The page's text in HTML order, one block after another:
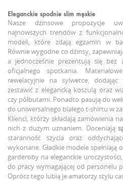
Eleganckie spodnie slim męskie
Nasze dżinsowe propozycje
najnowszych trendów z
modeli, które zdają egzamin w
Równie wygodne co dżinsy,
a jednocześnie prezentują się
oficjalnego spotkania.
rewelacyjnie na sylwetce, dodając
zestawić z elegancką koszulą oraz
czy półbutami. Ponadto pasują do
do uniwersalnego białego t-shirtu w
Klienci, którzy składają zamówienia
nich z dużym uznaniem. Doceniają
staranność szycia oraz
wykonane. Gładkie modele spełniają
garderoby na eleganckie
do pracy wymagającej od personelu
Oprócz tego lubią je amatorzy stylu